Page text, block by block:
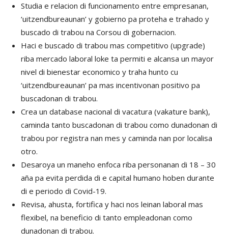
Studia e relacion di funcionamento entre empresanan,
‘uitzendbureaunan’ y gobierno pa proteha e trahado y
buscado di trabou na Corsou di gobernacion.
Haci e buscado di trabou mas competitivo (upgrade)
riba mercado laboral loke ta permiti e alcansa un mayor
nivel di bienestar economico y traha hunto cu
‘uitzendbureaunan’ pa mas incentivonan positivo pa
buscadonan di trabou.
Crea un database nacional di vacatura (vakature bank),
caminda tanto buscadonan di trabou como dunadonan di
trabou por registra nan mes y caminda nan por localisa
otro.
Desaroya un maneho enfoca riba personanan di 18 – 30
aña pa evita perdida di e capital humano hoben durante
di e periodo di Covid-19.
Revisa, ahusta, fortifica y haci nos leinan laboral mas
flexibel, na beneficio di tanto empleadonan como
dunadonan di trabou.